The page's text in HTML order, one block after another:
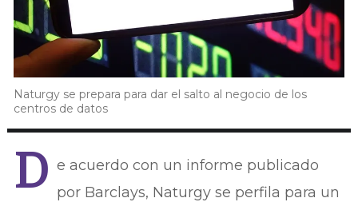
Naturgy se prepara para dar el salto al negocio de los
centros de datos
D e acuerdo con un informe publicado
por Barclays, Naturgy se perfila para un